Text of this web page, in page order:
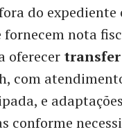
do expediente
fornecem nota
oferecer
com
e adaptações
conforme